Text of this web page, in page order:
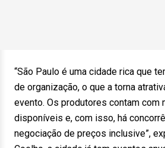
“São Paulo é uma cidade rica que
de organização, o que a torna
evento. Os produtores contam com
disponíveis e, com isso, há
negociação de preços inclusive”,